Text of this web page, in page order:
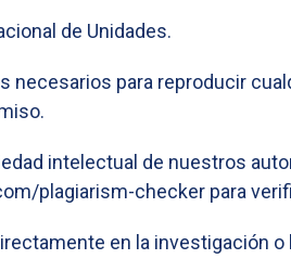
de Unidades.
para reproducir
intelectual de nuestros
plagiarism-checker para
en la investigación